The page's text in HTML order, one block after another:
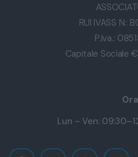
RUI IVASS
P.Iva.:
Capitale Sociale
Lun – Ven: